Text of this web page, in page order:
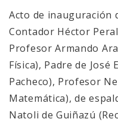
Acto de inauguración
Contador Héctor
Profesor Armando
Física), Padre de José
Pacheco), Profesor
Matemática), de
Natoli de Guiñazú